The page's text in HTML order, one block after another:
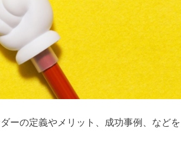
ーの定義やメリット、成功事例、などを